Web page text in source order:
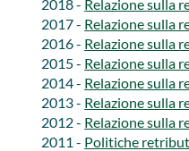
2018 - ​​​​​​ Relazione sulla
2017 - Relazione sulla
2016 - Relazione sulla
2015 - ​​​​ Relazione sulla
2014 - ​​​​ Relazione sulla
2013 - ​​​​ Relazione sulla
2012 - ​​​​ Relazione sulla
2011 - ​​​​ Politiche